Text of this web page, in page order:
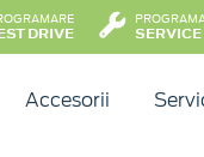
DRIVE SERVICE
Accesorii